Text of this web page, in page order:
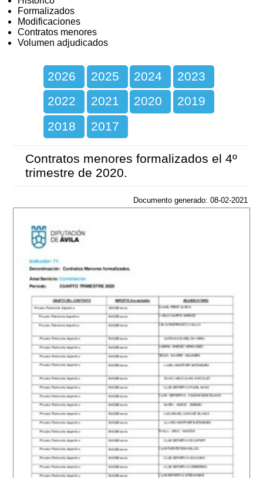
Formalizados
Modificaciones
Contratos menores
Volumen adjudicados
2026 2025 2024
2023
2022
2021 2020
2019
2018
2017
Contratos menores formalizados el 4º
trimestre de 2020.
Documento generado: 08-02-2021